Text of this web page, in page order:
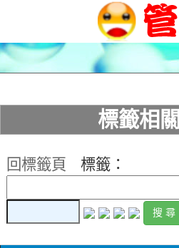
標籤相
回標籤頁
標籤：